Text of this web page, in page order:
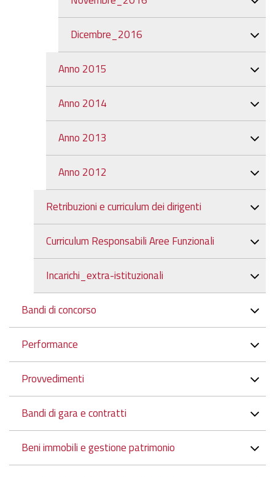
Dicembre_2016
Anno 2015
Anno 2014
Anno 2013
Anno 2012
Retribuzioni e curriculum dei dirigenti
Curriculum Responsabili Aree Funzionali
Incarichi_extra-istituzionali
Bandi di concorso
Performance
Provvedimenti
Bandi di gara e contratti
Beni immobili e gestione patrimonio